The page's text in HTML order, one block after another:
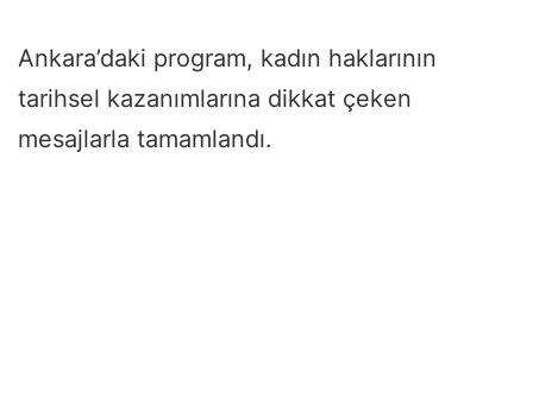
Ankara’daki program, kadın haklarının
tarihsel kazanımlarına dikkat çeken
mesajlarla tamamlandı.